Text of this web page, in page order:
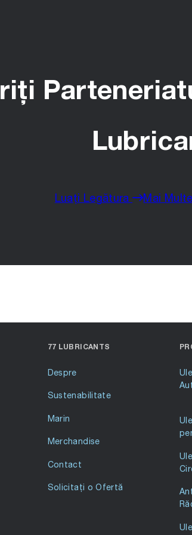
Luați Legătura Mai
77 LUBRICANTS
Despre
Sustenabilitate
Marin
Merchandise
Contact
Solicitați o Ofertă